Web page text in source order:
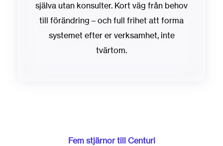
själva utan konsulter. Kort väg från behov
till förändring – och full frihet att forma
systemet efter er verksamhet, inte
tvärtom.
Fem stjärnor till Centuri